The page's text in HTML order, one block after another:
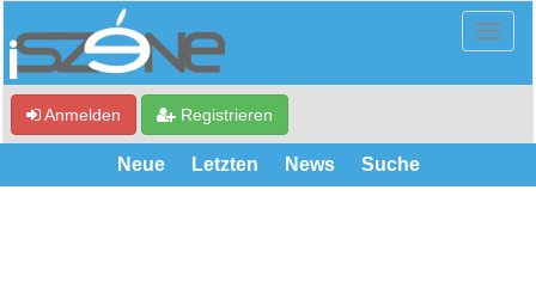
Anmelden Registrieren
Neue Letzten News Suche